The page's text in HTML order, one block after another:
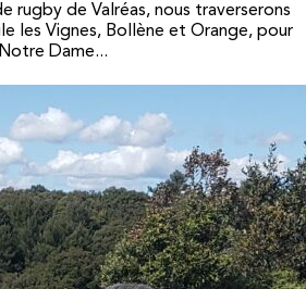
rugby de Valréas, nous traverserons
les Vignes, Bollène et Orange, pour
Dame...